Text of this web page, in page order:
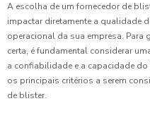
A escolha de um fornecedor de
impactar diretamente a qualidade
operacional da sua empresa. Para
certa, é fundamental considerar
a confiabilidade e a capacidade
os principais critérios a serem
de blister.